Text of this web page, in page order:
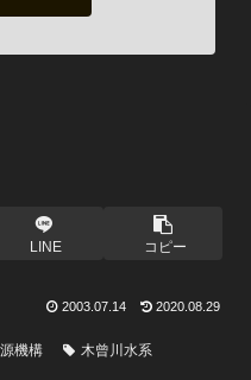
LINE コピー
2003.07.14 2020.08.29
機構 木曾川水系